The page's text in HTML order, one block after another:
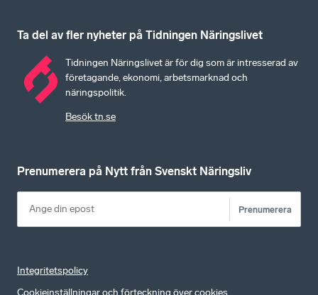
Ta del av fler nyheter på Tidningen Näringslivet
Tidningen Näringslivet är för dig som är intresserad av
företagande, ekonomi, arbetsmarknad och
näringspolitik.
Besök tn.se
Prenumerera på Nytt från Svenskt Näringsliv
Prenumerera
Integritetspolicy
Cookieinställningar och förteckning över cookies